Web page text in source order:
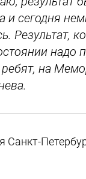
и сегодня
Результат,
надо
на
Санкт-